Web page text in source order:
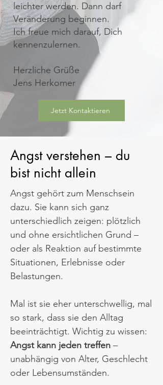
leichter werden. Dann darf
Veränderung beginnen.
Ich freue mich darauf, Dich
kennenzulernen.
Herzliche Grüße
Jens Herkomer
Jetzt Kontaktieren
Angst verstehen – du
bist nicht allein
Angst gehört zum Menschsein
dazu. Sie kann sich ganz
unterschiedlich zeigen: plötzlich
und ohne ersichtlichen Grund –
oder als Reaktion auf bestimmte
Situationen, Erlebnisse oder
Belastungen.​
Mal ist sie eher unterschwellig, mal
so stark, dass sie den Alltag
beeinträchtigt. Wichtig zu wissen:
Angst kann jeden treffen –
unabhängig von Alter, Geschlecht
oder Lebensumständen.​